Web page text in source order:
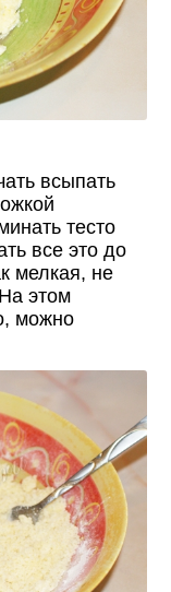
всыпать
тесто
все это до
мелкая, не
этом
можно